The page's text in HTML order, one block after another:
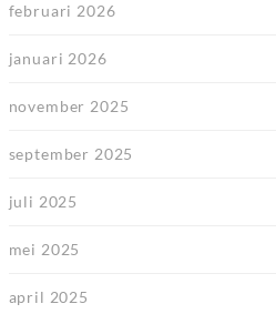
februari 2026
januari 2026
november 2025
september 2025
juli 2025
mei 2025
april 2025